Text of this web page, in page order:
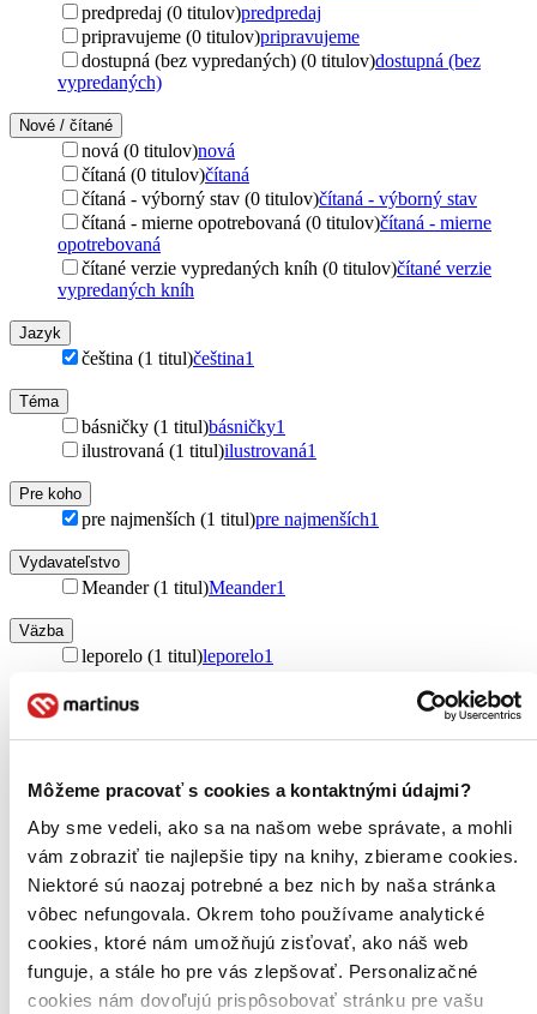
Môžeme pracovať s cookies a kontaktnými údajmi?
Aby sme vedeli, ako sa na našom webe správate, a mohli
vám zobraziť tie najlepšie tipy na knihy, zbierame cookies.
Niektoré sú naozaj potrebné a bez nich by naša stránka
vôbec nefungovala. Okrem toho používame analytické
cookies, ktoré nám umožňujú zisťovať, ako náš web
funguje, a stále ho pre vás zlepšovať. Personalizačné
cookies nám dovoľujú prispôsobovať stránku pre vašu
predpredaj (0 titulov)predpredaj
pripravujeme (0 titulov)pripravujeme
dostupná (bez vypredaných) (0 titulov)dostupná (bez
vypredaných)
Nové / čítané
nová (0 titulov)nová
čítaná (0 titulov)čítaná
čítaná - výborný stav (0 titulov)čítaná - výborný stav
čítaná - mierne opotrebovaná (0 titulov)čítaná - mierne
opotrebovaná
čítané verzie vypredaných kníh (0 titulov)čítané verzie
vypredaných kníh
Jazyk
čeština (1 titul)čeština1
Téma
básničky (1 titul)básničky1
ilustrovaná (1 titul)ilustrovaná1
Pre koho
pre najmenších (1 titul)pre najmenších1
Vydavateľstvo
Meander (1 titul)Meander1
Väzba
leporelo (1 titul)leporelo1
Zúžiť výber
Zoradiť
Bestsellery
Top hodnotené
Novinky
Najdrahšie
Najlacnejšie
Najvyššia zľava